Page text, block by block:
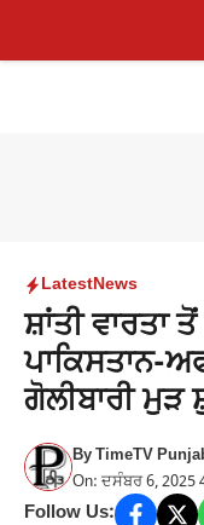
Menu
LatestNews
ਸ਼ਾਂਤੀ ਵਾਰਤਾ
ਪਾਕਿਸਤਾਨ-
ਗੋਲੀਬਾਰੀ ਮੁੜ
ByTimeTV
On: ਦਸੰਬਰ 6, 2025
Follow Us: